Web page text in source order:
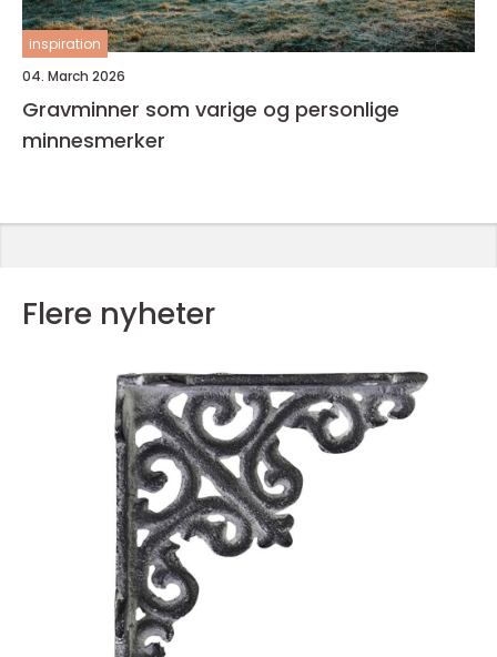
inspiration
04. March 2026
Gravminner som varige og personlige
minnesmerker
Flere nyheter